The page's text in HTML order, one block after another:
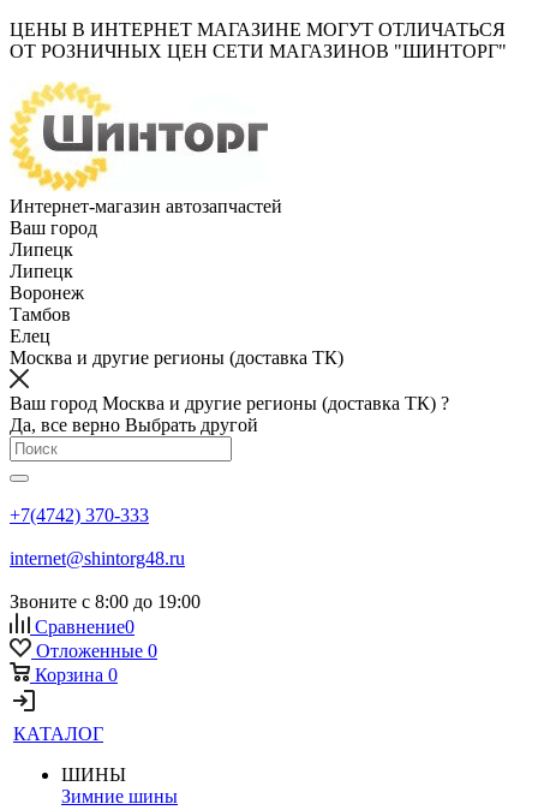
ЦЕНЫ В ИНТЕРНЕТ МАГАЗИНЕ МОГУТ ОТЛИЧАТЬСЯ
ОТ РОЗНИЧНЫХ ЦЕН СЕТИ МАГАЗИНОВ "ШИНТОРГ"
Интернет-магазин автозапчастей
Ваш город
Липецк
Липецк
Воронеж
Тамбов
Елец
Москва и другие регионы (доставка ТК)
Ваш город Москва и другие регионы (доставка ТК) ?
Да, все верно Выбрать другой
+7(4742) 370-333
internet@shintorg48.ru
Звоните с 8:00 до 19:00
Сравнение0
Отложенные 0
Корзина 0
КАТАЛОГ
ШИНЫ
Зимние шины